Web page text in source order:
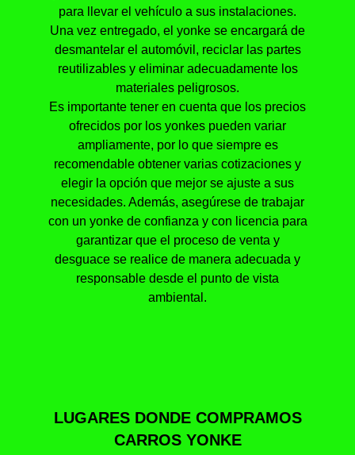
para llevar el vehículo a sus instalaciones.
Una vez entregado, el yonke se encargará de
desmantelar el automóvil, reciclar las partes
reutilizables y eliminar adecuadamente los
materiales peligrosos.
Es importante tener en cuenta que los precios
ofrecidos por los yonkes pueden variar
ampliamente, por lo que siempre es
recomendable obtener varias cotizaciones y
elegir la opción que mejor se ajuste a sus
necesidades. Además, asegúrese de trabajar
con un yonke de confianza y con licencia para
garantizar que el proceso de venta y
desguace se realice de manera adecuada y
responsable desde el punto de vista
ambiental.
LUGARES DONDE COMPRAMOS
CARROS YONKE